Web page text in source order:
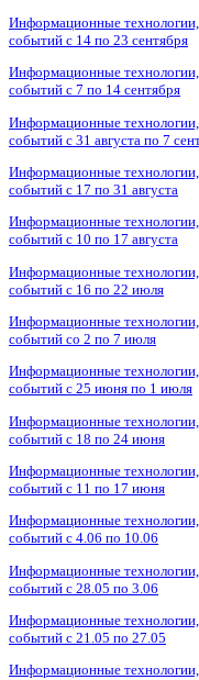
Информационные технологии,
событий с 14 по 23 сентября
Информационные технологии,
событий с 7 по 14 сентября
Информационные технологии,
событий с 31 августа по 7
Информационные технологии,
событий с 17 по 31 августа
Информационные технологии,
событий с 10 по 17 августа
Информационные технологии,
событий с 16 по 22 июля
Информационные технологии,
событий со 2 по 7 июля
Информационные технологии,
событий с 25 июня по 1 июля
Информационные технологии,
событий с 18 по 24 июня
Информационные технологии,
событий с 11 по 17 июня
Информационные технологии,
событий с 4.06 по 10.06
Информационные технологии,
событий с 28.05 по 3.06
Информационные технологии,
событий с 21.05 по 27.05
Информационные технологии,